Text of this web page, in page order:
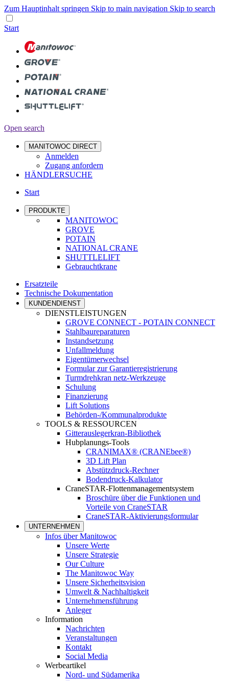
Zum Hauptinhalt springen Skip to main navigation Skip to search
Start
Open search
MANITOWOC DIRECT
Anmelden
Zugang anfordern
HÄNDLERSUCHE
Start
PRODUKTE
MANITOWOC
GROVE
POTAIN
NATIONAL CRANE
SHUTTLELIFT
Gebrauchtkrane
Ersatzteile
Technische Dokumentation
KUNDENDIENST
DIENSTLEISTUNGEN
GROVE CONNECT - POTAIN CONNECT
Stahlbaureparaturen
Instandsetzung
Unfallmeldung
Eigentümerwechsel
Formular zur Garantieregistrierung
Turmdrehkran netz-Werkzeuge
Schulung
Finanzierung
Lift Solutions
Behörden-/Kommunalprodukte
TOOLS & RESSOURCEN
Gitterauslegerkran-Bibliothek
Hubplanungs-Tools
CRANIMAX® (CRANEbee®)
3D Lift Plan
Abstützdruck-Rechner
Bodendruck-Kalkulator
CraneSTAR-Flottenmanagementsystem
Broschüre über die Funktionen und
Vorteile von CraneSTAR
CraneSTAR-Aktivierungsformular
UNTERNEHMEN
Infos über Manitowoc
Unsere Werte
Unsere Strategie
Our Culture
The Manitowoc Way
Unsere Sicherheitsvision
Umwelt & Nachhaltigkeit
Unternehmensführung
Anleger
Information
Nachrichten
Veranstaltungen
Kontakt
Social Media
Werbeartikel
Nord- und Südamerika